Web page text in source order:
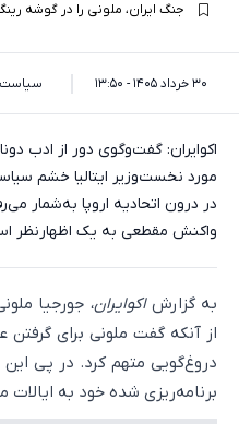
جنگ ایران، ملونی را در گوشه
۳۰ خرداد ۱۴۰۵ - ۱۳:۵۰ سیاست
اکوایران: گفت‌وگوی دور از ادب
مورد نخست‌وزیر ایتالیا خشم
در درون اتحادیه اروپا به‌شمار
واکنش مقطعی به یک اظهارنظر
به گزارشاکوایران، جورجیا
از آنکه گفت ملونی برای
دروغ‌گویی متهم کرد. در پی این
برنامه‌ریزی شده خود به ایالات